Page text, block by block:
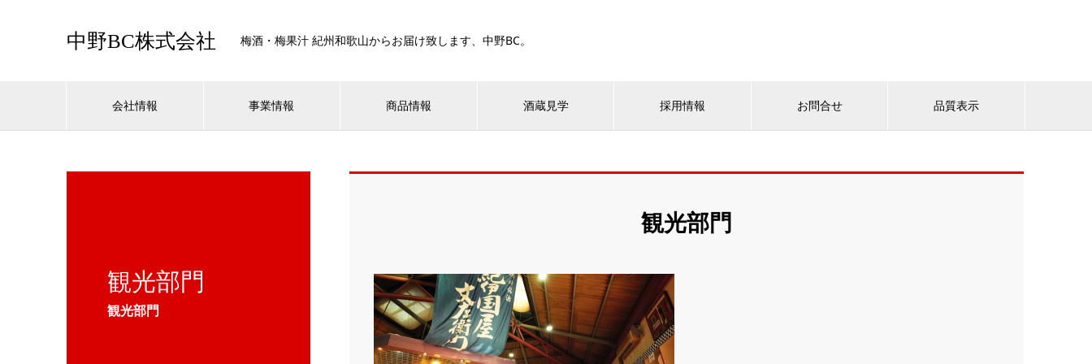
中野BC株式会社 梅酒・梅果汁 紀州和歌山からお届け致します、中野BC。
会社情報 事業情報 商品情報 酒蔵見学 採用情報 お問合せ 品質表示
観光部門
観光部門
観光部門